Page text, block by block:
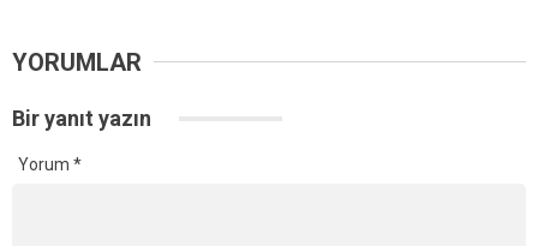
YORUMLAR
Bir yanıt yazın
Yorum *